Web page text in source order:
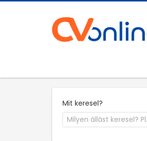
Mit keresel?